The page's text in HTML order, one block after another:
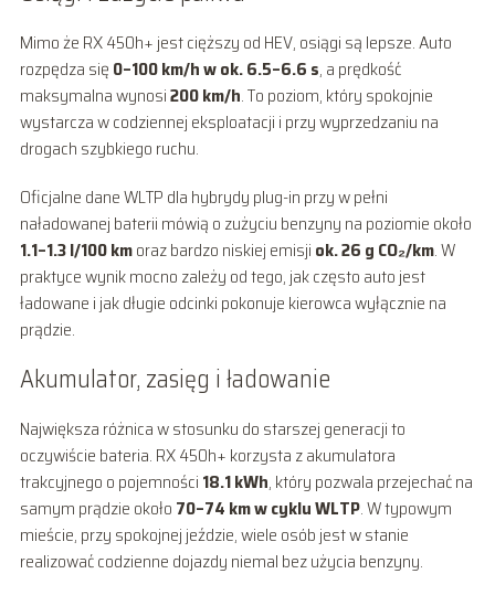
Mimo że RX 450h+ jest cięższy od HEV, osiągi są lepsze. Auto
rozpędza się 0–100 km/h w ok. 6.5–6.6 s, a prędkość
maksymalna wynosi200 km/h. To poziom, który spokojnie
wystarcza w codziennej eksploatacji i przy wyprzedzaniu na
drogach szybkiego ruchu.
Oficjalne dane WLTP dla hybrydy plug-in przy w pełni
naładowanej baterii mówią o zużyciu benzyny na poziomie około
1.1–1.3 l/100 kmoraz bardzo niskiej emisji ok. 26 g CO₂/km. W
praktyce wynik mocno zależy od tego, jak często auto jest
ładowane i jak długie odcinki pokonuje kierowca wyłącznie na
prądzie.
Akumulator, zasięg i ładowanie
Największa różnica w stosunku do starszej generacji to
oczywiście bateria. RX 450h+ korzysta z akumulatora
trakcyjnego o pojemności 18.1 kWh, który pozwala przejechać na
samym prądzie około 70–74 km w cyklu WLTP. W typowym
mieście, przy spokojnej jeździe, wiele osób jest w stanie
realizować codzienne dojazdy niemal bez użycia benzyny.